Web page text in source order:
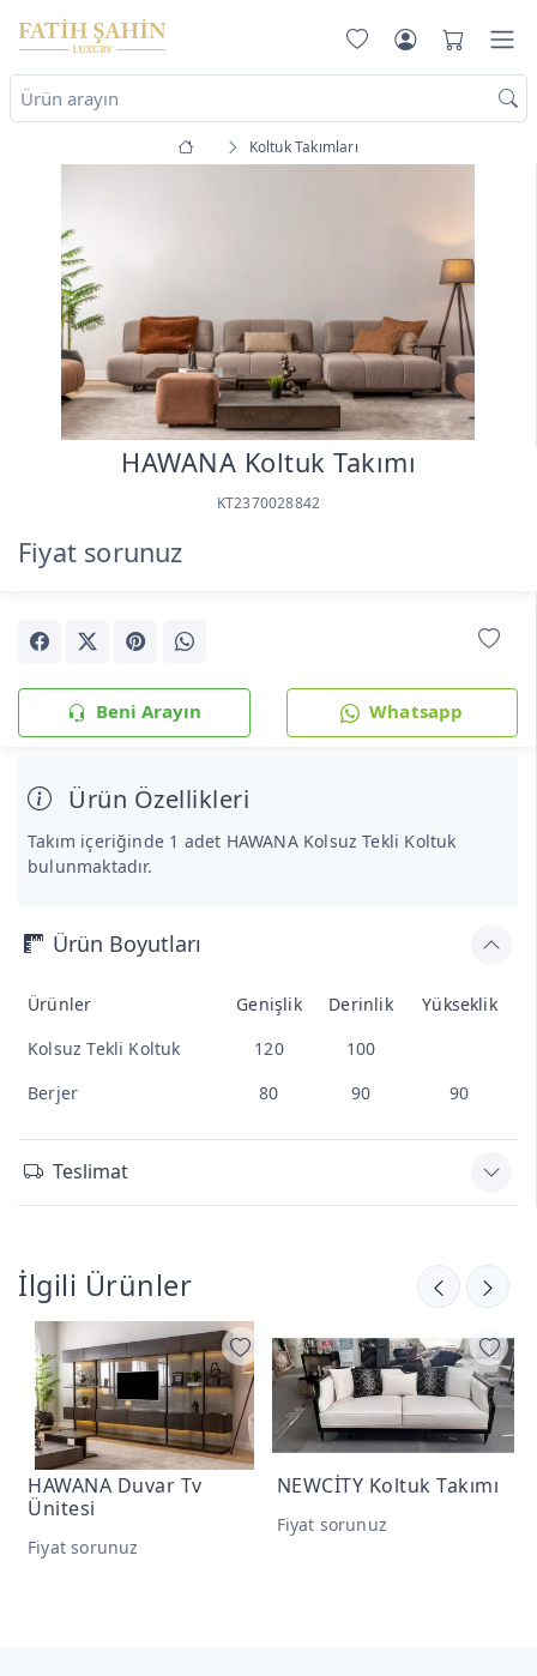
Koltuk Takımları
HAWANA Koltuk Takımı
KT2370028842
Fiyat sorunuz
Beni Arayın Whatsapp
Ürün Özellikleri
Takım içeriğinde 1 adet HAWANA Kolsuz Tekli Koltuk
bulunmaktadır.
Ürün Boyutları
Ürünler Genişlik Derinlik
Yükseklik
Kolsuz Tekli Koltuk
120
100
Berjer
80 90 90
Teslimat
İlgili Ürünler
HAWANA Duvar Tv
Ünitesi
Fiyat sorunuz
NEWCİTY Koltuk Takımı
Fiyat sorunuz